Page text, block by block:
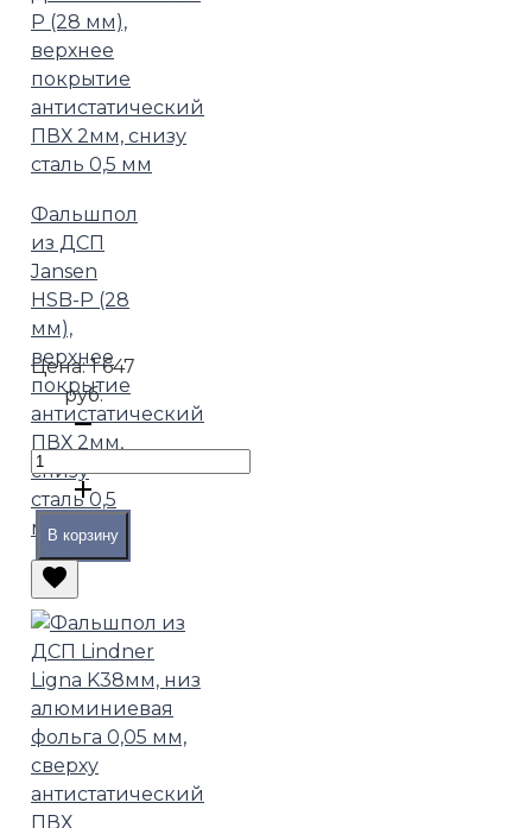
Фальшпол
из ДСП
Jansen
HSB-P (28
мм),
верхнее
покрытие
антистатический
ПВХ 2мм,
снизу
сталь 0,5
мм
Цена:1 647
руб.
В корзину